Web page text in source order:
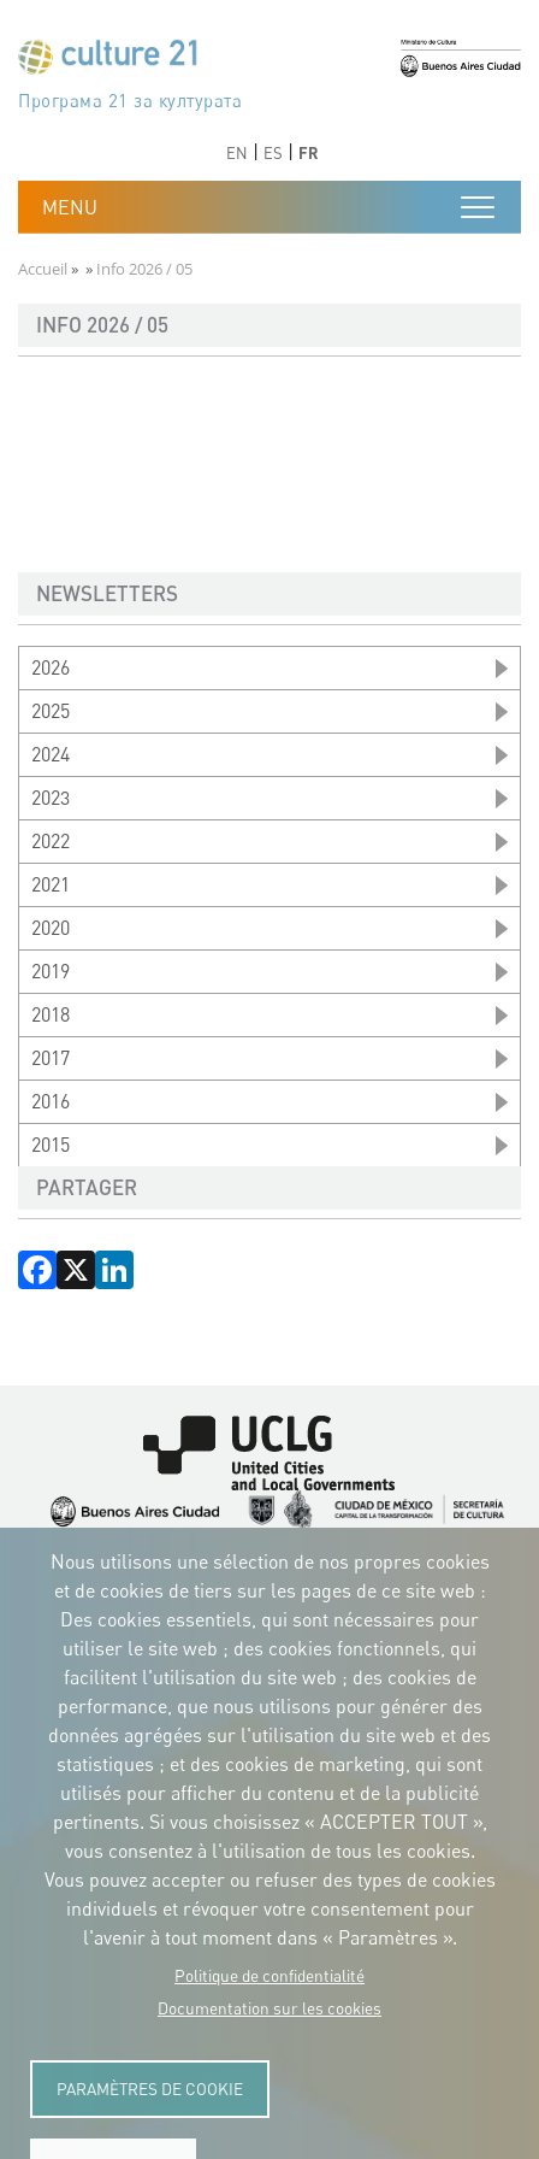
جدول أعمال القرن 21 للثقافة
Програма 21 за културата
Agenda 21 de la cultura
Agjenda 21 për kulturë
Agenda 21 van cultuur
Agenda 21 for culture
Kulturaren Agenda 21
Agenda 21 de la culture
Axenda 21 da cultura
Agenda 21 für Kultur
Agenda 21 della cultura
文化のためのアジェンダ21
دستورکار 21 برای فرهنگ
Agenda 21 dla kultury
Agenda 21 da cultura
Повестка дня 21 для культуры
Agenda 21 za kulturu
Agenda 21 de la cultura
Agenda 21 för kulturen
Kültür için Gündem 21
Порядок денний 21 для культури
EN ES FR
Fil d'Ariane
Accueil Info 2026 / 05
INFO 2026 / 05
NEWSLETTERS
2026
2025
2024
2023
2022
2021
2020
2019
2018
2017
2016
2015
PARTAGER
Facebook
X
Image
Image
Image
ImageImageImage
IDENTITÉ CORPORTATIVE
Téléchargez
les logos et le
manuel
NEWSLETTER
CONTACT
Carrer Avinyó, 15
08002 Barcelona
culture@uclg.org
Nous utilisons une sélection de nos propres cookies
et de cookies de tiers sur les pages de ce site web :
Des cookies essentiels, qui sont nécessaires pour
utiliser le site web ; des cookies fonctionnels, qui
facilitent l'utilisation du site web ; des cookies de
performance, que nous utilisons pour générer des
données agrégées sur l'utilisation du site web et des
statistiques ; et des cookies de marketing, qui sont
utilisés pour afficher du contenu et de la publicité
pertinents. Si vous choisissez « ACCEPTER TOUT »,
vous consentez à l'utilisation de tous les cookies.
Vous pouvez accepter ou refuser des types de cookies
individuels et révoquer votre consentement pour
l'avenir à tout moment dans « Paramètres ».
Politique de confidentialité
Documentation sur les cookies
PARAMÈTRES DE COOKIE